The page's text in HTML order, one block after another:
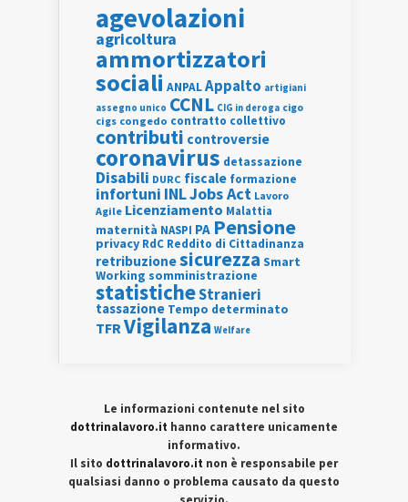
agevolazioni
agricoltura
ammortizzatori
sociali ANPALAppalto artigiani
assegno unico CCNL CIG in deroga cigo
cigs congedo contratto collettivo
contributi controversie
coronavirus detassazione
Disabili DURC fiscale formazione
infortuni INLJobs Act Lavoro
Agile Licenziamento Malattia
maternità NASPI PA Pensione
privacy RdC Reddito di Cittadinanza
retribuzionesicurezza Smart
Working somministrazione
statisticheStranieri
tassazione Tempo determinato
TFRVigilanza Welfare
Le informazioni contenute nel sito
dottrinalavoro.it hanno carattere unicamente
informativo.
Il sito dottrinalavoro.it non è responsabile per
qualsiasi danno o problema causato da questo